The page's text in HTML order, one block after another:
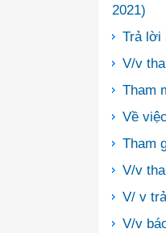
2021)
Trả lời
V/v
Tham
Về
Tham
V/v
V/ v
V/v